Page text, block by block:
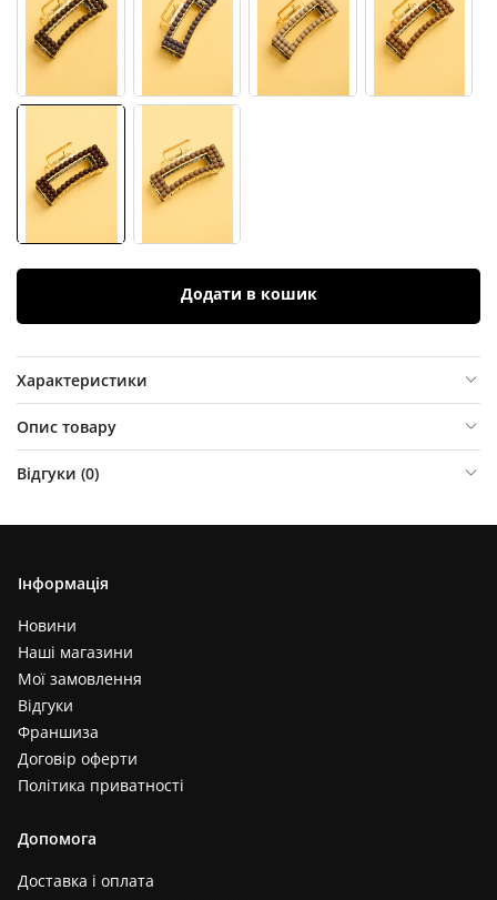
Додати в кошик
Характеристики
Опис товару
Відгуки (0)
Інформація
Новини
Наші магазини
Мої замовлення
Відгуки
Франшиза
Договір оферти
Політика приватності
Допомога
Доставка і оплата